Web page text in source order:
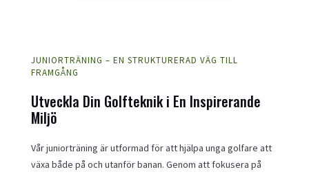
JUNIORTRÄNING – EN STRUKTURERAD VÄG TILL
FRAMGÅNG
Utveckla Din Golfteknik i En Inspirerande
Miljö
Vår juniorträning är utformad för att hjälpa unga golfare att
växa både på och utanför banan. Genom att fokusera på